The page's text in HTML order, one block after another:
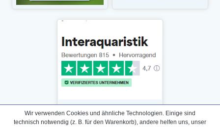
Wir verwenden Cookies und ähnliche Technologien. Einige sind
technisch notwendig (z. B. für den Warenkorb), andere helfen uns, unser